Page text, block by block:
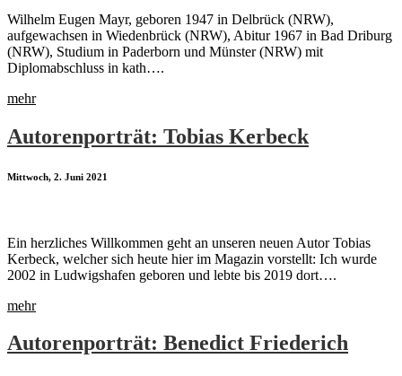
Wilhelm Eugen Mayr, geboren 1947 in Delbrück (NRW),
aufgewachsen in Wiedenbrück (NRW), Abitur 1967 in Bad Driburg
(NRW), Studium in Paderborn und Münster (NRW) mit
Diplomabschluss in kath….
mehr
Autorenporträt: Tobias Kerbeck
Mittwoch, 2. Juni 2021
Ein herzliches Willkommen geht an unseren neuen Autor Tobias
Kerbeck, welcher sich heute hier im Magazin vorstellt: Ich wurde
2002 in Ludwigshafen geboren und lebte bis 2019 dort….
mehr
Autorenporträt: Benedict Friederich